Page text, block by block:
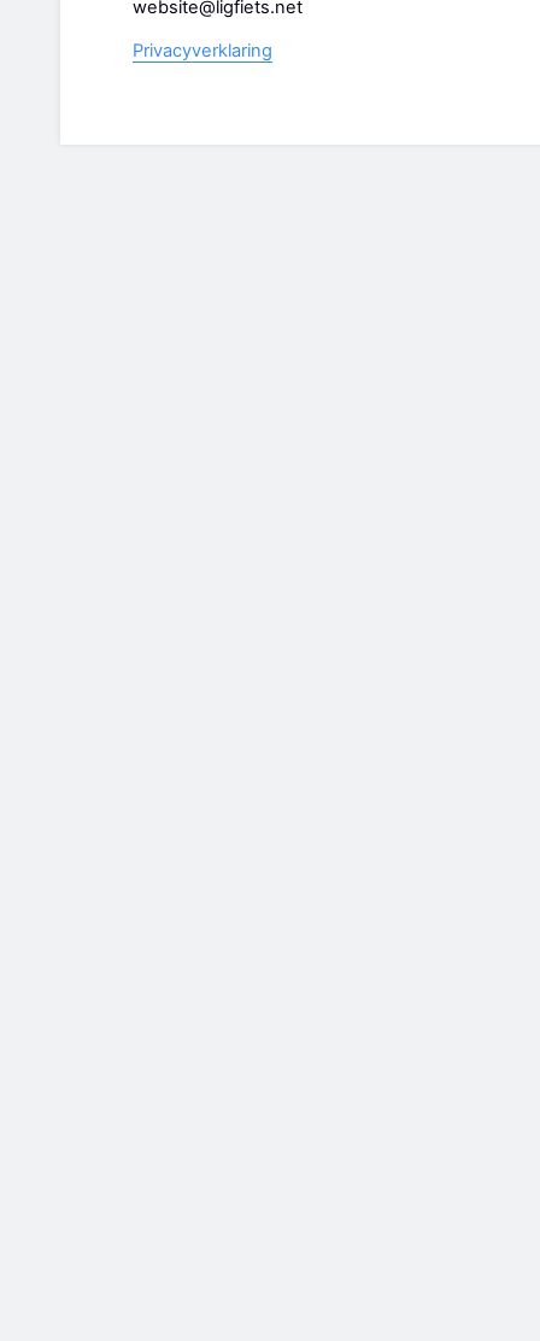
website@ligfiets.net
Privacyverklaring